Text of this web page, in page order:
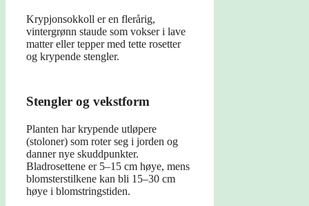
Krypjonsokkoll er en flerårig,
vintergrønn staude som vokser i lave
matter eller tepper med tette rosetter
og krypende stengler.
Stengler og vekstform
Planten har krypende utløpere
(stoloner) som roter seg i jorden og
danner nye skuddpunkter.
Bladrosettene er 5–15 cm høye, mens
blomsterstilkene kan bli 15–30 cm
høye i blomstringstiden.